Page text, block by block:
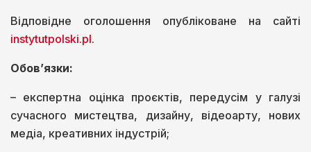
Відповідне оголошення опубліковане на сайті
instytutpolski.pl.
Обов’язки:
– експертна оцінка проєктів, передусім у галузі
сучасного мистецтва, дизайну, відеоарту, нових
медіа, креативних індустрій;